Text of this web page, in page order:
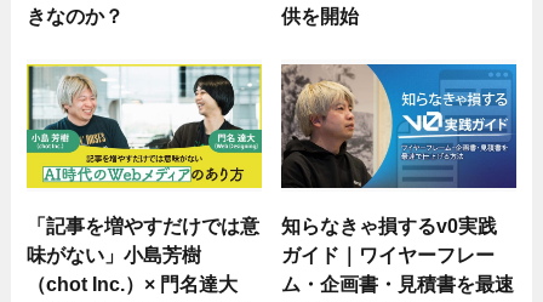
きなのか？
供を開始
「記事を増やすだけでは意
味がない」小島芳樹
（chot Inc.）× 門名達大
知らなきゃ損するv0実践
ガイド｜ワイヤーフレー
ム・企画書・見積書を最速